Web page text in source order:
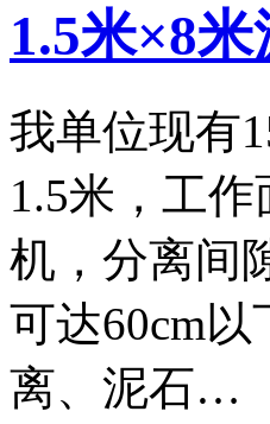
1.5米×8
我单位现有
1.5米，工
机，分离间
可达60cm
离、泥石…